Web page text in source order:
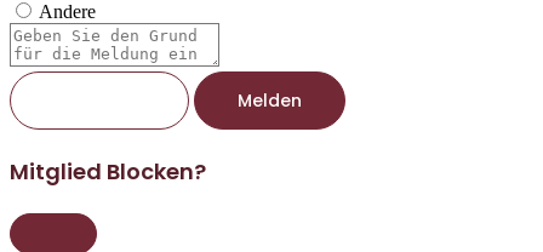
Andere
Berichtsnotiz
Melden
Mitglied Blocken?